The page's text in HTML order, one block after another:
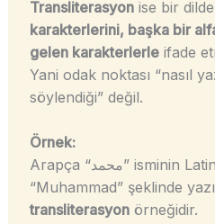
Transliterasyonise bir
karakterlerini, başka bir
gelen karakterlerleifade
Yani odak noktası “nasıl
söylendiği” değil.
Örnek:
Arapça “محمد” isminin Latin alfabesiyle
“Muhammad” şeklinde
transliterasyonörneğidir.